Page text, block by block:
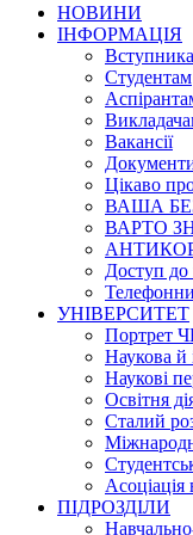
НОВИНИ
ІНФОРМАЦІЯ
Студентам
Вакансії
Цікаво
ВАША
ВАРТО
Доступ до
УНІВЕРСИТЕТ
Портрет
Наукова й
Наукові
Освітня
Сталий
Асоціація
ПІДРОЗДІЛИ